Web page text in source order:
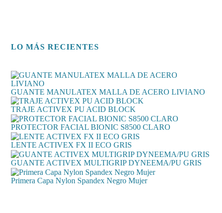
LO MÁS RECIENTES
GUANTE MANULATEX MALLA DE ACERO LIVIANO
TRAJE ACTIVEX PU ACID BLOCK
PROTECTOR FACIAL BIONIC S8500 CLARO
LENTE ACTIVEX FX II ECO GRIS
GUANTE ACTIVEX MULTIGRIP DYNEEMA/PU GRIS
Primera Capa Nylon Spandex Negro Mujer